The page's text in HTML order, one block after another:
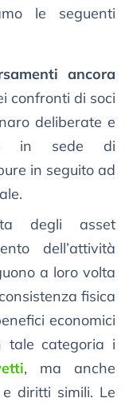
le seguenti
ancora
confronti di soci
deliberate e
in sede di
in seguito ad
degli asset
dell’attività
a loro volta
fisica
economici
tale categoria i
, ma anche
e diritti simili. Le